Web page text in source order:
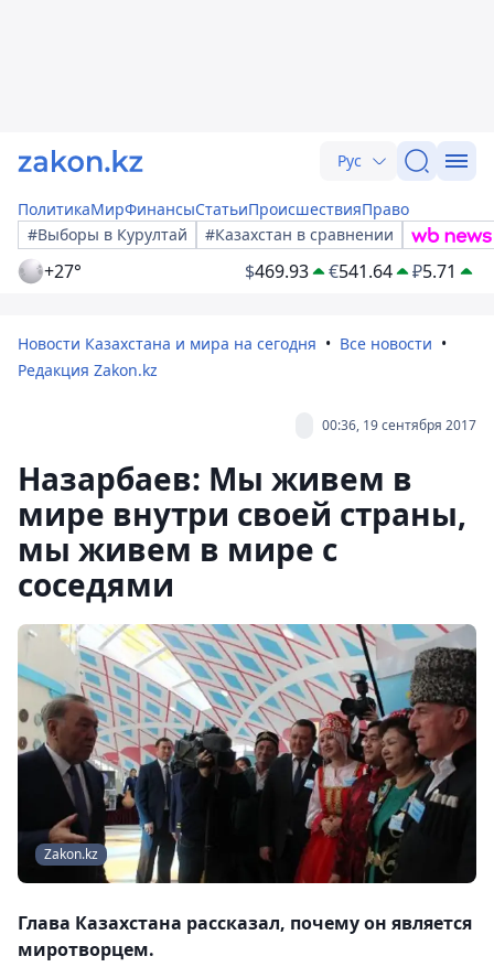
Рус
ПолитикаМирФинансыСтатьиПроисшествияПраво
#Выборы в Курултай
#Казахстан в сравнении
+27° $469.93 €541.64 ₽5.71
Новости Казахстана и мира на сегодня
Все новости
Редакция Zakon.kz
00:36, 19 сентября 2017
Назарбаев: Мы живем в
мире внутри своей страны,
мы живем в мире с
соседями
Zakon.kz
Глава Казахстана рассказал, почему он является
миротворцем.